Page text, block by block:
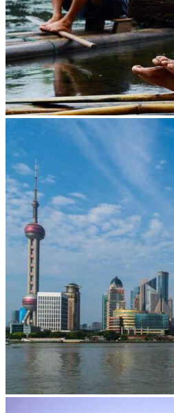
Demande d’info
09 83 07 44 60